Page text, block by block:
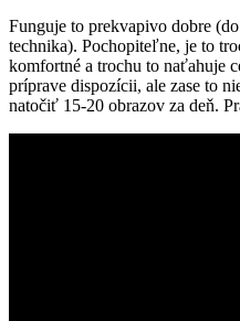
Funguje to prekvapivo dobre
technika). Pochopiteľne, je to
komfortné a trochu to naťahuje
príprave dispozícii, ale zase to
natočiť 15-20 obrazov za deň.